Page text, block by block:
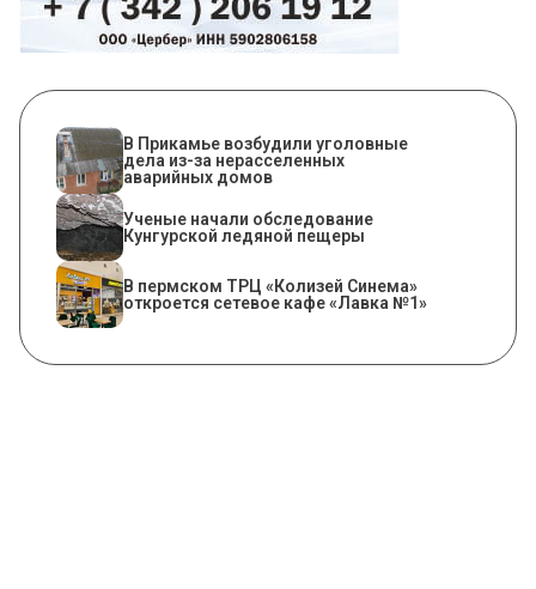
В Прикамье возбудили уголовные
дела из-за нерасселенных
аварийных домов
Ученые начали обследование
Кунгурской ледяной пещеры
​В пермском ТРЦ «Колизей Синема»
откроется сетевое кафе «Лавка №1»